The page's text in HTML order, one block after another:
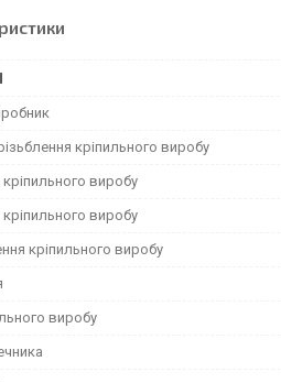
кріпильного виробу
виробу
виробу
кріпильного виробу
виробу